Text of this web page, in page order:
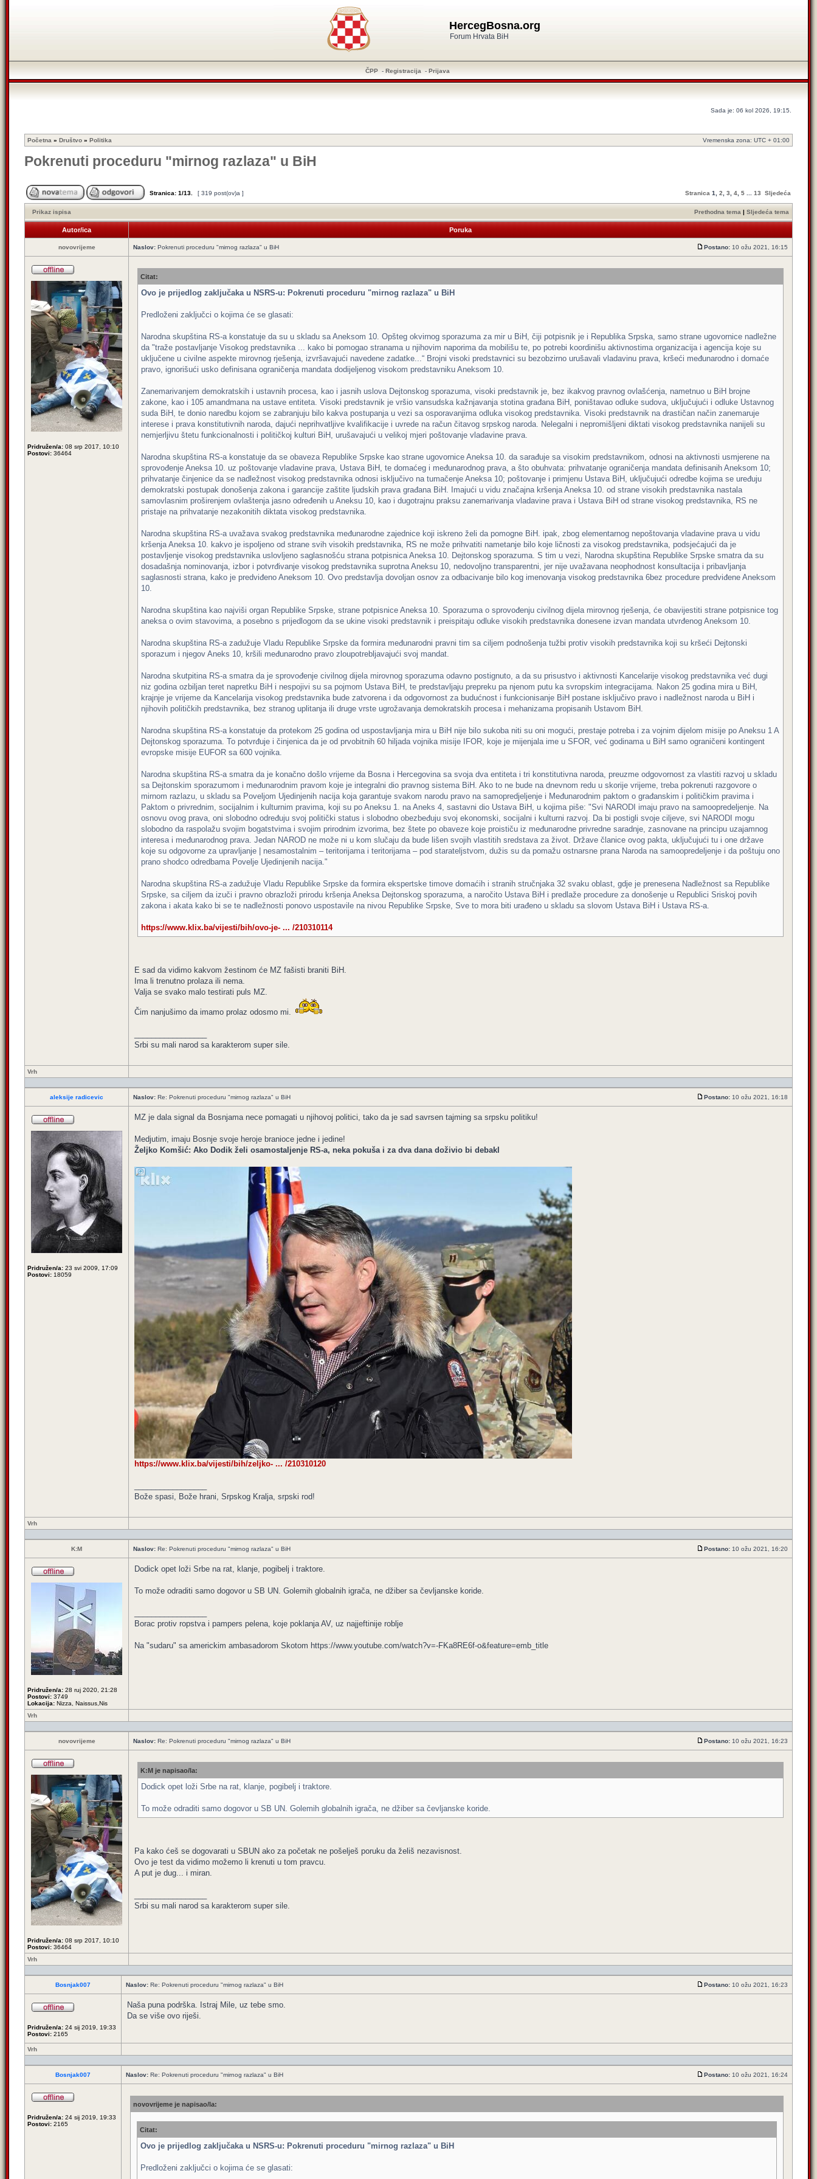
HercegBosna.org
Forum Hrvata BiH
ČPP - Registracija - Prijava
Sada je: 06 kol 2026, 19:15.
Početna » Društvo » Politika Vremenska zona: UTC + 01:00
Pokrenuti proceduru "mirnog razlaza" u BiH
Stranica: 1/13 [ 319 post(ov)a ] Stranica 1 2 3 4 5 13 Sljedeća
Prikaz ispisa Prethodna tema | Sljedeća tema
Autor/ica Poruka
novovrijeme Naslov: Pokrenuti proceduru "mirnog razlaza" u BiH Postano: 10 ožu 2021, 16:15
Pridružen/a: 08 srp 2017, 10:10
Postovi: 36464
Citat:
Ovo je prijedlog zaključaka u NSRS-u: Pokrenuti proceduru "mirnog razlaza" u BiH
Predloženi zaključci o kojima će se glasati:
Narodna skupština RS-a konstatuje da su u skladu sa Aneksom 10. Opšteg okvirnog sporazuma za mir u BiH, čiji potpisnik je i Republika Srpska, samo strane ugovornice nadležne
da "traže postavljanje Visokog predstavnika ... kako bi pomogao stranama u njihovim naporima da mobilišu te, po potrebi koordinišu aktivnostima organizacija i agencija koje su
uključene u civilne aspekte mirovnog rješenja, izvršavajući navedene zadatke...“ Brojni visoki predstavnici su bezobzirno urušavali vladavinu prava, kršeći međunarodno i domaće
pravo, ignorišući usko definisana ograničenja mandata dodijeljenog visokom predstavniku Aneksom 10.
Zanemarivanjem demokratskih i ustavnih procesa, kao i jasnih uslova Dejtonskog sporazuma, visoki predstavnik je, bez ikakvog pravnog ovlašćenja, nametnuo u BiH brojne
zakone, kao i 105 amandmana na ustave entiteta. Visoki predstavnik je vršio vansudska kažnjavanja stotina građana BiH, poništavao odluke sudova, uključujući i odluke Ustavnog
suda BiH, te donio naredbu kojom se zabranjuju bilo kakva postupanja u vezi sa osporavanjima odluka visokog predstavnika. Visoki predstavnik na drastičan način zanemaruje
interese i prava konstitutivnih naroda, dajući neprihvatljive kvalifikacije i uvrede na račun čitavog srpskog naroda. Nelegalni i nepromišljeni diktati visokog predstavnika nanijeli su
nemjerljivu štetu funkcionalnosti i političkoj kulturi BiH, urušavajući u velikoj mjeri poštovanje vladavine prava.
Narodna skupština RS-a konstatuje da se obaveza Republike Srpske kao strane ugovornice Aneksa 10. da sarađuje sa visokim predstavnikom, odnosi na aktivnosti usmjerene na
sprovođenje Aneksa 10. uz poštovanje vladavine prava, Ustava BiH, te domaćeg i međunarodnog prava, a što obuhvata: prihvatanje ograničenja mandata definisanih Aneksom 10;
prihvatanje činjenice da se nadležnost visokog predstavnika odnosi isključivo na tumačenje Aneksa 10; poštovanje i primjenu Ustava BiH, uključujući odredbe kojima se uređuju
demokratski postupak donošenja zakona i garancije zaštite ljudskih prava građana BiH. Imajući u vidu značajna kršenja Aneksa 10. od strane visokih predstavnika nastala
samovlasnim proširenjem ovlaštenja jasno određenih u Aneksu 10, kao i dugotrajnu praksu zanemarivanja vladavine prava i Ustava BiH od strane visokog predstavnika, RS ne
pristaje na prihvatanje nezakonitih diktata visokog predstavnika.
Narodna skupština RS-a uvažava svakog predstavnika međunarodne zajednice koji iskreno želi da pomogne BiH. ipak, zbog elementarnog nepoštovanja vladavine prava u vidu
kršenja Aneksa 10. kakvo je ispoljeno od strane svih visokih predstavnika, RS ne može prihvatiti nametanje bilo koje ličnosti za visokog predstavnika, podsjećajući da je
postavljenje visokog predstavnika uslovljeno saglasnošću strana potpisnica Aneksa 10. Dejtonskog sporazuma. S tim u vezi, Narodna skupština Republike Srpske smatra da su
dosadašnja nominovanja, izbor i potvrđivanje visokog predstavnika suprotna Aneksu 10, nedovoljno transparentni, jer nije uvažavana neophodnost konsultacija i pribavljanja
saglasnosti strana, kako je predviđeno Aneksom 10. Ovo predstavlja dovoljan osnov za odbacivanje bilo kog imenovanja visokog predstavnika 6bez procedure predviđene Aneksom
10.
Narodna skupština kao najviši organ Republike Srpske, strane potpisnice Aneksa 10. Sporazuma o sprovođenju civilnog dijela mirovnog rješenja, će obavijestiti strane potpisnice tog
aneksa o ovim stavovima, a posebno s prijedlogom da se ukine visoki predstavnik i preispitaju odluke visokih predstavnika donesene izvan mandata utvrđenog Aneksom 10.
Narodna skupština RS-a zadužuje Vladu Republike Srpske da formira međunarodni pravni tim sa ciljem podnošenja tužbi protiv visokih predstavnika koji su kršeći Dejtonski
sporazum i njegov Aneks 10, kršili međunarodno pravo zloupotrebljavajući svoj mandat.
Narodna skutpitina RS-a smatra da je sprovođenje civilnog dijela mirovnog sporazuma odavno postignuto, a da su prisustvo i aktivnosti Kancelarije visokog predstavnika već dugi
niz godina ozbiljan teret napretku BiH i nespojivi su sa pojmom Ustava BiH, te predstavljaju prepreku pa njenom putu ka svropskim integracijama. Nakon 25 godina mira u BiH,
krajnje je vrijeme da Kancelarija visokog predstavnika bude zatvorena i da odgovornost za budućnost i funkcionisanje BiH postane isključivo pravo i nadležnost naroda u BiH i
njihovih političkih predstavnika, bez stranog uplitanja ili druge vrste ugrožavanja demokratskih procesa i mehanizama propisanih Ustavom BiH.
Narodna skupština RS-a konstatuje da protekom 25 godina od uspostavljanja mira u BiH nije bilo sukoba niti su oni mogući, prestaje potreba i za vojnim dijelom misije po Aneksu 1 A
Dejtonskog sporazuma. To potvrđuje i činjenica da je od prvobitnih 60 hiljada vojnika misije IFOR, koje je mijenjala ime u SFOR, već godinama u BiH samo ograničeni kontingent
evropske misije EUFOR sa 600 vojnika.
Narodna skupština RS-a smatra da je konačno došlo vrijeme da Bosna i Hercegovina sa svoja dva entiteta i tri konstitutivna naroda, preuzme odgovornost za vlastiti razvoj u skladu
sa Dejtonskim sporazumom i međunarodnim pravom koje je integralni dio pravnog sistema BiH. Ako to ne bude na dnevnom redu u skorije vrijeme, treba pokrenuti razgovore o
mirnom razlazu, u skladu sa Poveljom Ujedinjenih nacija koja garantuje svakom narodu pravo na samopredjeljenje i Međunarodnim paktom o građanskim i političkim pravima i
Paktom o privrednim, socijalnim i kulturnim pravima, koji su po Aneksu 1. na Aneks 4, sastavni dio Ustava BiH, u kojima piše: "Svi NARODI imaju pravo na samoopredeljenje. Na
osnovu ovog prava, oni slobodno određuju svoj politički status i slobodno obezbeđuju svoj ekonomski, socijalni i kulturni razvoj. Da bi postigli svoje ciljeve, svi NARODI mogu
slobodno da raspolažu svojim bogatstvima i svojim prirodnim izvorima, bez štete po obaveze koje proističu iz međunarodne privredne saradnje, zasnovane na principu uzajamnog
interesa i međunarodnog prava. Jedan NAROD ne može ni u kom slučaju da bude lišen svojih vlastitih sredstava za život. Države članice ovog pakta, uključujući tu i one države
koje su odgovorne za upravljanje | nesamostalnim – teritorijama i teritorijama – pod starateljstvom, dužis su da pomažu ostnarsne prana Naroda na samoopredeljenje i da poštuju ono
prano shodco odredbama Povelje Ujedinjenih nacija."
Narodna skupština RS-a zadužuje Vladu Republike Srpske da formira ekspertske timove domaćih i stranih stručnjaka 32 svaku oblast, gdje je prenesena Nadležnost sa Republike
Srpske, sa ciljem da izuči i pravno obrazloži prirodu kršenja Aneksa Dejtonskog sporazuma, a naročito Ustava BiH i predlaže procedure za donošenje u Republici Sriskoj povih
zakona i akata kako bi se te nadležnosti ponovo uspostavile na nivou Republike Srpske, Sve to mora biti urađeno u skladu sa slovom Ustava BiH i Ustava RS-a.
https://www.klix.ba/vijesti/bih/ovo-je- ... /210310114
E sad da vidimo kakvom žestinom će MZ fašisti braniti BiH.
Ima li trenutno prolaza ili nema.
Valja se svako malo testirati puls MZ.
Čim nanjušimo da imamo prolaz odosmo mi.
Srbi su mali narod sa karakterom super sile.
Vrh
aleksije radicevic Naslov: Re: Pokrenuti proceduru "mirnog razlaza" u BiH Postano: 10 ožu 2021, 16:18
Pridružen/a: 23 svi 2009, 17:09
Postovi: 18059
MZ je dala signal da Bosnjama nece pomagati u njihovoj politici, tako da je sad savrsen tajming sa srpsku politiku!
Medjutim, imaju Bosnje svoje heroje branioce jedne i jedine!
Željko Komšić: Ako Dodik želi osamostaljenje RS-a, neka pokuša i za dva dana doživio bi debakl
https://www.klix.ba/vijesti/bih/zeljko- ... /210310120
Bože spasi, Bože hrani, Srpskog Kralja, srpski rod!
Vrh
K:M Naslov: Re: Pokrenuti proceduru "mirnog razlaza" u BiH Postano: 10 ožu 2021, 16:20
Pridružen/a: 28 ruj 2020, 21:28
Postovi: 3749
Lokacija: Nizza, Naissus,Nis
Dodick opet loži Srbe na rat, klanje, pogibelj i traktore.
To može odraditi samo dogovor u SB UN. Golemih globalnih igrača, ne džiber sa čevljanske koride.
Borac protiv ropstva i pampers pelena, koje poklanja AV, uz najjeftinije roblje
Na "sudaru" sa americkim ambasadorom Skotom https://www.youtube.com/watch?v=-FKa8RE6f-o&feature=emb_title
Vrh
novovrijeme Naslov: Re: Pokrenuti proceduru "mirnog razlaza" u BiH Postano: 10 ožu 2021, 16:23
Pridružen/a: 08 srp 2017, 10:10
Postovi: 36464
K:M je napisao/la:
Dodick opet loži Srbe na rat, klanje, pogibelj i traktore.
To može odraditi samo dogovor u SB UN. Golemih globalnih igrača, ne džiber sa čevljanske koride.
Pa kako ćeš se dogovarati u SBUN ako za početak ne pošelješ poruku da želiš nezavisnost.
Ovo je test da vidimo možemo li krenuti u tom pravcu.
A put je dug... i miran.
Srbi su mali narod sa karakterom super sile.
Vrh
Bosnjak007 Naslov: Re: Pokrenuti proceduru "mirnog razlaza" u BiH Postano: 10 ožu 2021, 16:23
Pridružen/a: 24 sij 2019, 19:33
Postovi: 2165
Naša puna podrška. Istraj Mile, uz tebe smo.
Da se više ovo riješi.
Vrh
Bosnjak007 Naslov: Re: Pokrenuti proceduru "mirnog razlaza" u BiH Postano: 10 ožu 2021, 16:24
Pridružen/a: 24 sij 2019, 19:33
Postovi: 2165
novovrijeme je napisao/la:
Citat:
Ovo je prijedlog zaključaka u NSRS-u: Pokrenuti proceduru "mirnog razlaza" u BiH
Predloženi zaključci o kojima će se glasati: